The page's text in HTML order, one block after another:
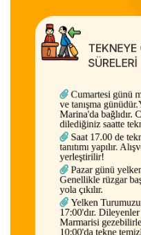
TEKNEYE
SÜRELERİ
Cumartesi günü
ve tanışma
Marina'da bağlıdır.
dilediğiniz saatte
Saat 17.00 de
tanıtımı yapılır.
yerleştirilir!
Pazar günü yelken
Genellikle rüzgar
yola çıkılır.
Yelken
17:00'dır.
Marmarisi